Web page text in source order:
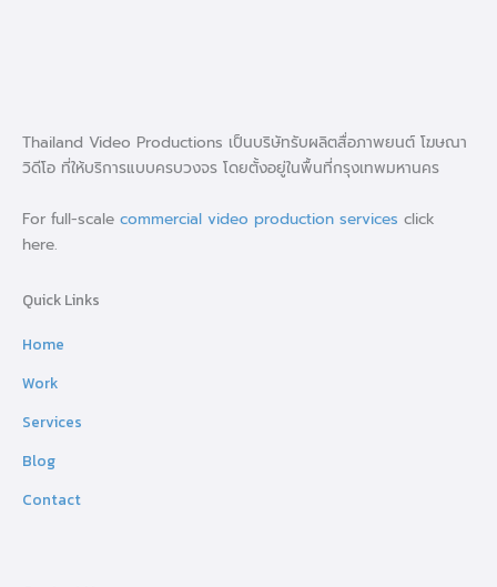
Thailand Video Productions เป็นบริษัทรับผลิตสื่อภาพยนต์ โฆษณา
วิดีโอ ที่ให้บริการแบบครบวงจร โดยตั้งอยู่ในพื้นที่กรุงเทพมหานคร
For full-scale commercial video production services click
here.
Quick Links
Home
Work
Services
Blog
Contact